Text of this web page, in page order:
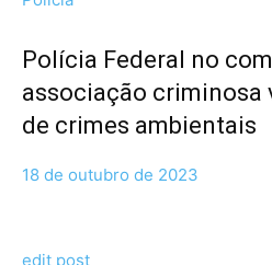
Polícia Federal no
associação criminosa
de crimes ambientais
18 de outubro de 2023
edit post